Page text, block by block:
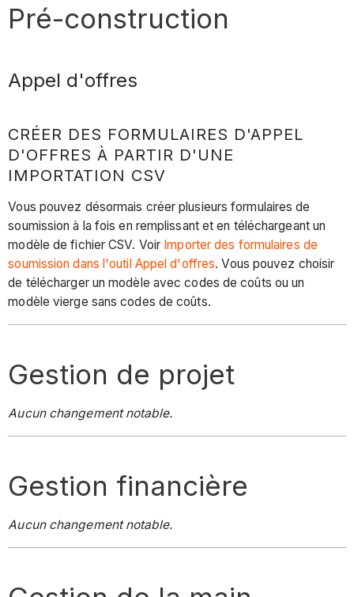
Pré-construction
Appel d'offres
CRÉER DES FORMULAIRES D'APPEL
D'OFFRES À PARTIR D'UNE
IMPORTATION CSV
Vous pouvez désormais créer plusieurs formulaires de
soumission à la fois en remplissant et en téléchargeant un
modèle de fichier CSV. Voir Importer des formulaires de
soumission dans l'outil Appel d'offres. Vous pouvez choisir
de télécharger un modèle avec codes de coûts ou un
modèle vierge sans codes de coûts.
Gestion de projet
Aucun changement notable.
Gestion financière
Aucun changement notable.